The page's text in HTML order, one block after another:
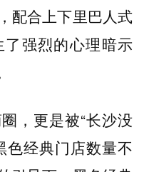
配合上下里巴人式
强烈的心理暗示
，更是被“长沙没
色经典门店数量不